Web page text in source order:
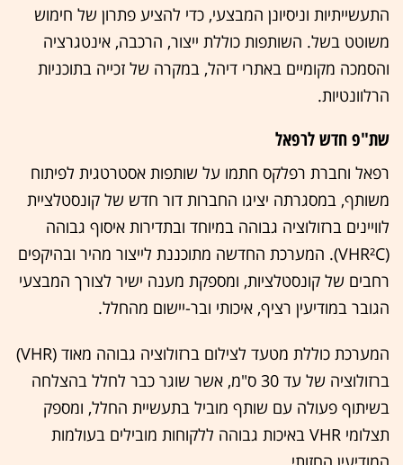
התעשייתיות וניסיונן המבצעי, כדי להציע פתרון של חימוש
משוטט בשל. השותפות כוללת ייצור, הרכבה, אינטגרציה
והסמכה מקומיים באתרי דיהל, במקרה של זכייה בתוכניות
הרלוונטיות.
שת"פ חדש לרפאל
רפאל וחברת רפלקס חתמו על שותפות אסטרטגית לפיתוח
משותף, במסגרתה יציגו החברות דור חדש של קונסטלציית
לוויינים ברזולוציה גבוהה במיוחד ובתדירות איסוף גבוהה
(VHR²C). המערכת החדשה מתוכננת לייצור מהיר ובהיקפים
רחבים של קונסטלציות, ומספקת מענה ישיר לצורך המבצעי
הגובר במודיעין רציף, איכותי ובר-יישום מהחלל.
המערכת כוללת מטעד לצילום ברזולוציה גבוהה מאוד (VHR)
ברזולוציה של עד 30 ס"מ, אשר שוגר כבר לחלל בהצלחה
בשיתוף פעולה עם שותף מוביל בתעשיית החלל, ומספק
תצלומי VHR באיכות גבוהה ללקוחות מובילים בעולמות